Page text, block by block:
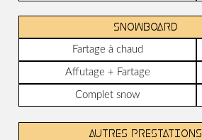
SNOWBOARD
Fartage à chaud
Affutage + Fartage
Complet snow
AUTRES PRESTATIONS